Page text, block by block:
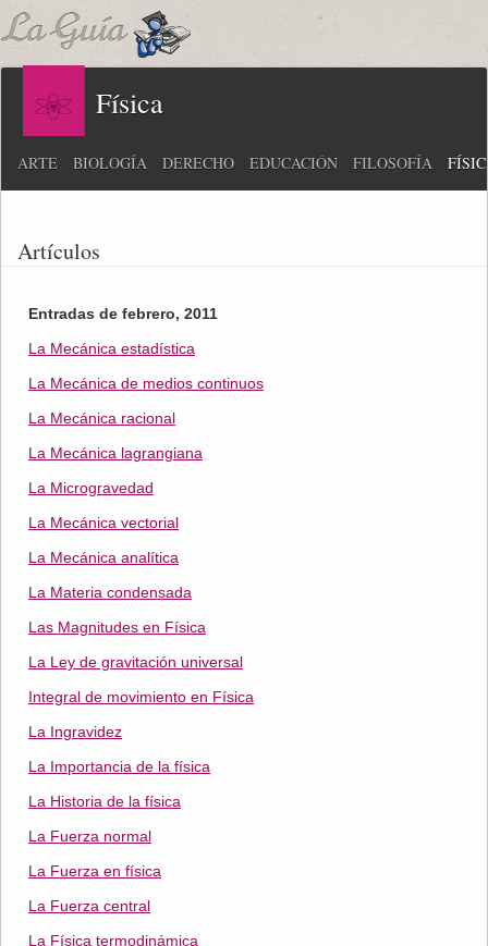
Física
ARTE BIOLOGÍA DERECHO EDUCACIÓN FILOSOFÍA
Artículos
Entradas de febrero, 2011
La Mecánica estadística
La Mecánica de medios continuos
La Mecánica racional
La Mecánica lagrangiana
La Microgravedad
La Mecánica vectorial
La Mecánica analítica
La Materia condensada
Las Magnitudes en Física
La Ley de gravitación universal
Integral de movimiento en Física
La Ingravidez
La Importancia de la física
La Historia de la física
La Fuerza normal
La Fuerza en física
La Fuerza central
La Física termodinámica